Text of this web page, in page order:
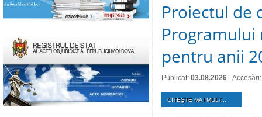
Proiectul de
Programului
pentru anii
Publicat: 03.08.2026
CITEŞTE MAI MULT...